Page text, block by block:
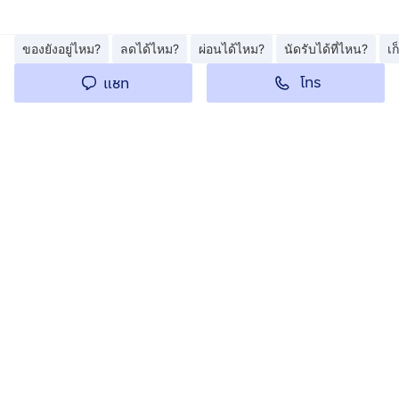
ของยังอยู่ไหม? ลดได้ไหม? ผ่อนได้ไหม? นัดรับได้ที่ไหน? เ
แชท โทร